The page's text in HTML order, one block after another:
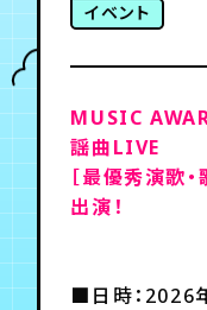
FC TICKET
月会員制ファ
イベント
MUSIC
謡曲LIVE
［最優秀演歌
出演！
■日時：2026